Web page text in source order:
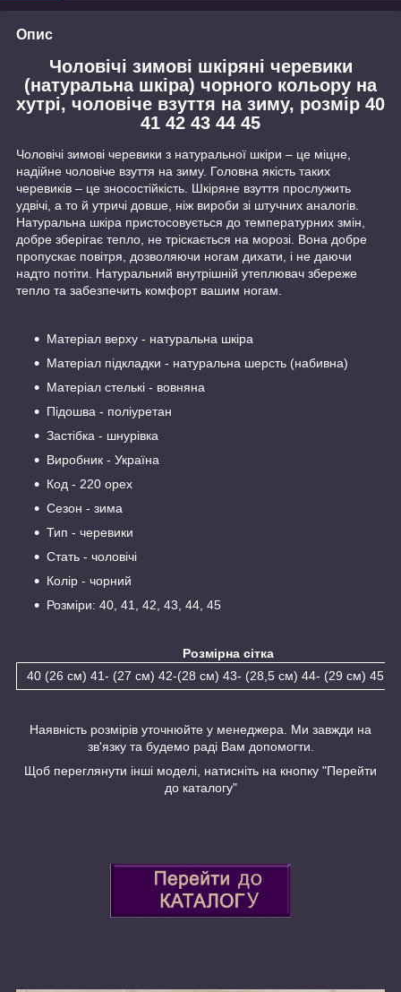
Опис
Чоловічі зимові шкіряні черевики
(натуральна шкіра) чорного кольору на
хутрі, чоловіче взуття на зиму, розмір 40
41 42 43 44 45
Чоловічі зимові черевики з натуральної шкіри – це міцне,
надійне чоловіче взуття на зиму. Головна якість таких
черевиків – це зносостійкість. Шкіряне взуття прослужить
удвічі, а то й утричі довше, ніж вироби зі штучних аналогів.
Натуральна шкіра пристосовується до температурних змін,
добре зберігає тепло, не тріскається на морозі. Вона добре
пропускає повітря, дозволяючи ногам дихати, і не даючи
надто потіти. Натуральний внутрішній утеплювач збереже
тепло та забезпечить комфорт вашим ногам.
Матеріал верху - натуральна шкіра
Матеріал підкладки - натуральна шерсть (набивна)
Матеріал стелькі - вовняна
Підошва - поліуретан
Застібка - шнурівка
Виробник - Україна
Код - 220 орех
Сезон - зима
Тип - черевики
Стать - чоловічі
Колір - чорний
Розміри: 40, 41, 42, 43, 44, 45
Розмірна сітка
40 (26 см) 41- (27 см) 42-(28 см) 43- (28,5 см) 44- (29 см) 45
Наявність розмірів уточнюйте у менеджера. Ми завжди на
зв'язку та будемо раді Вам допомогти.
Щоб переглянути інші моделі, натисніть на кнопку "Перейти
до каталогу"